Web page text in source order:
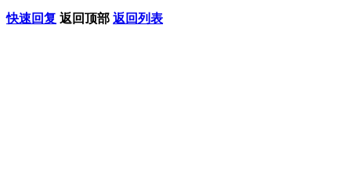
快速回复 返回顶部 返回列表